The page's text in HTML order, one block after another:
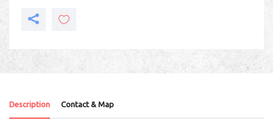
Description Contact & Map